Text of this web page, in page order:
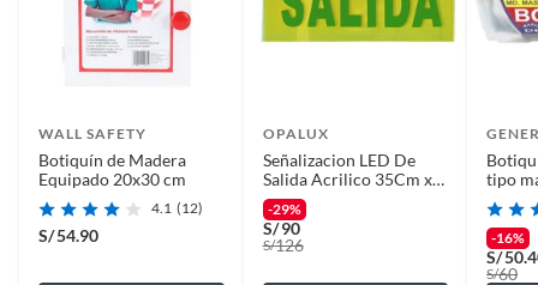
entorno de trabajo ordenado y eficiente, lo que mejora la
productividad y reduce el tiempo perdido buscando
información o equipos.
WALL SAFETY
Botiquín de Madera
Equipado 20x30 cm
4.1 (12)
S/54.90
OPALUX
Señalizacion LED De
Salida Acrilico 35Cm x
22Cm OP-297S
-29%
S/ 90
S/126
tipo
-16%
S/
S/60